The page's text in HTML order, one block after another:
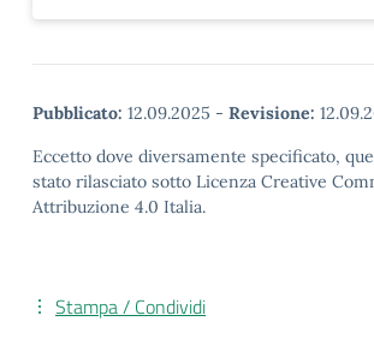
Pubblicato: 12.09.2025 - Revisione:
Eccetto dove diversamente specificato,
stato rilasciato sotto Licenza Creative
Attribuzione 4.0 Italia.
Stampa / Condividi